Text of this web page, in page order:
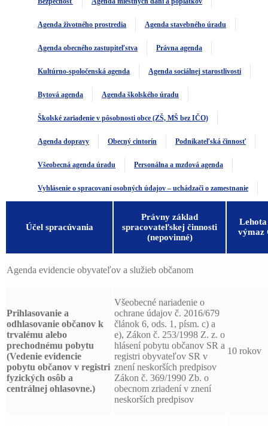
Agenda životného prostredia Agenda stavebného úradu
Agenda obecného zastupiteľstva Právna agenda
Kultúrno-spoločenská agenda Agenda sociálnej starostlivosti
Bytová agenda Agenda školského úradu
Školské zariadenie v pôsobnosti obce (ZŠ, MŠ bez IČO)
Agenda dopravy Obecný cintorín Podnikateľská činnosť
Všeobecná agenda úradu Personálna a mzdová agenda
Vyhlásenie o spracovaní osobných údajov – uchádzači o zamestnanie
Účel spracúvania
Právny základ
spracovateľskej činnosti
(nepovinné)
výmaz
Agenda evidencie obyvateľov a služieb občanom
Prihlasovanie a
odhlasovanie občanov k
trvalému alebo
prechodnému pobytu
(Vedenie evidencie
pobytu občanov v registri
fyzických osôb a
centrálnej ohlasovne.)
Všeobecné nariadenie o
ochrane údajov č. 2016/679
článok 6, ods. 1, písm. c) a
e), Zákon č. 253/1998 Z. z. o
hlásení pobytu občanov SR a
registri obyvateľov SR v
znení neskorších predpisov
Zákon č. 369/1990 Zb. o
obecnom zriadení v znení
neskorších predpisov
10 rokov